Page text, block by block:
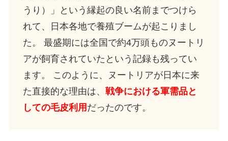
うり）」という縁起の良い名前までつけら
れて、日本各地で養殖ブームが起こりまし
た。 最盛期には全国で約4万頭ものヌートリ
アが飼育されていたという記録も残ってい
ます。 このように、ヌートリアが日本に来
た直接的な理由は、 戦争における軍需品と
しての毛皮利用 だったのです。